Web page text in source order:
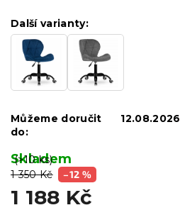
1 350 Kč –12 %
1 188 Kč
Skladem
(>10 ks)
Další varianty:
Můžeme doručit
do:
12.08.2026